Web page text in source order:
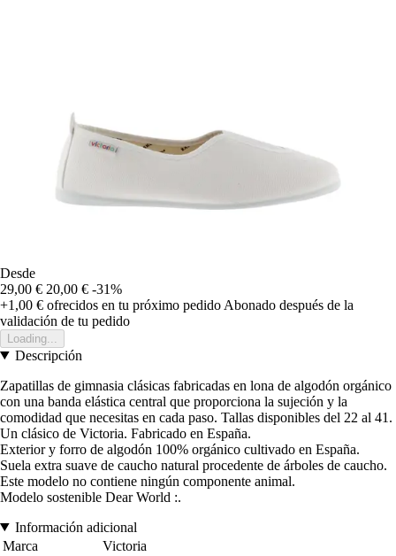
Desde
29,00 € 20,00 € -31%
+1,00 € ofrecidos en tu próximo pedido Abonado después de la
validación de tu pedido
Loading...
Descripción
Zapatillas de gimnasia clásicas fabricadas en lona de algodón orgánico
con una banda elástica central que proporciona la sujeción y la
comodidad que necesitas en cada paso. Tallas disponibles del 22 al 41.
Un clásico de Victoria. Fabricado en España.
Exterior y forro de algodón 100% orgánico cultivado en España.
Suela extra suave de caucho natural procedente de árboles de caucho.
Este modelo no contiene ningún componente animal.
Modelo sostenible Dear World :.
Información adicional
Marca
Victoria